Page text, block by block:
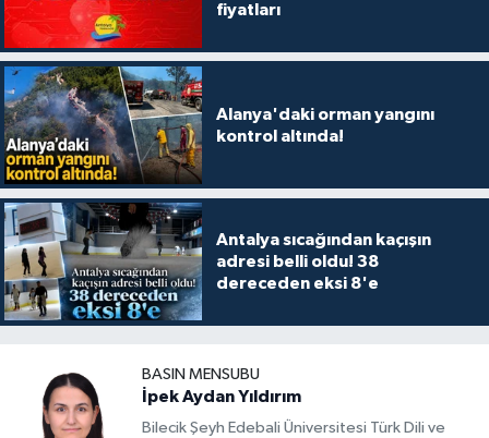
fiyatları
Alanya'daki orman yangını
kontrol altında!
Antalya sıcağından kaçışın
adresi belli oldu! 38
dereceden eksi 8'e
BASIN MENSUBU
İpek Aydan Yıldırım
Bilecik Şeyh Edebali Üniversitesi Türk Dili ve